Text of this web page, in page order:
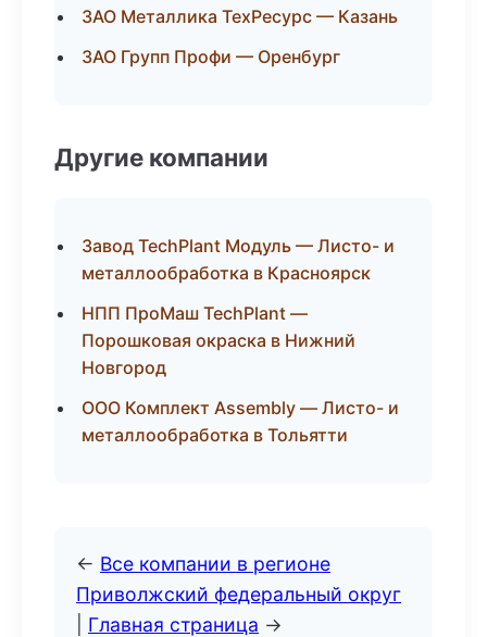
ЗАО Металлика ТехРесурс — Казань
ЗАО Групп Профи — Оренбург
Другие компании
Завод TechPlant Модуль — Листо- и
металлообработка в Красноярск
НПП ПроМаш TechPlant —
Порошковая окраска в Нижний
Новгород
ООО Комплект Assembly — Листо- и
металлообработка в Тольятти
← Все компании в регионе
Приволжский федеральный округ
Главная страница →